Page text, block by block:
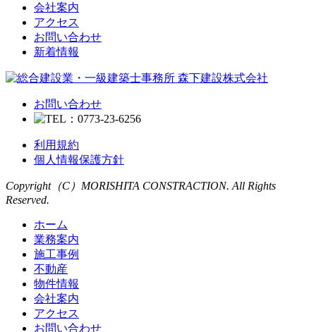
会社案内
アクセス
お問い合わせ
新着情報
お問い合わせ
利用規約
個人情報保護方針
Copyright（C）MORISHITA CONSTRACTION. All Rights
Reserved.
ホーム
業務案内
施工事例
不動産
物件情報
会社案内
アクセス
お問い合わせ